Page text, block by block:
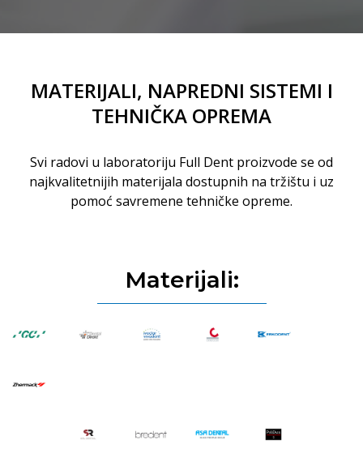
MATERIJALI, NAPREDNI SISTEMI I
TEHNIČKA OPREMA
Svi radovi u laboratoriju Full Dent proizvode se od
najkvalitetnijih materijala dostupnih na tržištu i uz
pomoć savremene tehničke opreme.
Materijali: